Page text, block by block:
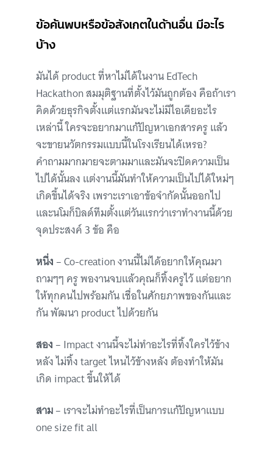
ข้อค้นพบหรือข้อสังเกตในด้านอื่น มีอะไร
บ้าง
มันได้ product ที่หาไม่ได้ในงาน EdTech
Hackathon สมมุติฐานที่ตั้งไว้มันถูกต้อง คือถ้าเรา
คิดด้วยธุรกิจตั้งแต่แรกมันจะไม่มีไอเดียอะไร
เหล่านี้ ใครจะอยากมาแก้ปัญหาเอกสารครู แล้ว
จะขายนวัตกรรมแบบนี้ในโรงเรียนได้เหรอ?
คำถามมากมายจะตามมาและมันจะปิดความเป็น
ไปได้นั้นลง แต่งานนี้มันทำให้ความเป็นไปได้ใหม่ๆ
เกิดขึ้นได้จริง เพราะเราเอาข้อจำกัดนั้นออกไป
และนโมก็บิลด์ทีมตั้งแต่วันแรกว่าเราทำงานนี้ด้วย
จุดประสงค์ 3 ข้อ คือ
หนึ่ง – Co-creation งานนี้ไม่ได้อยากให้คุณมา
ถามๆๆ ครู พองานจบแล้วคุณก็ทิ้งครูไว้ แต่อยาก
ให้ทุกคนไปพร้อมกัน เชื่อในศักยภาพของกันและ
กัน พัฒนา product ไปด้วยกัน
สอง – Impact งานนี้จะไม่ทำอะไรที่ทิ้งใครไว้ข้าง
หลัง ไม่ทิ้ง target ไหนไว้ข้างหลัง ต้องทำให้มัน
เกิด impact ขึ้นให้ได้
สาม– เราจะไม่ทำอะไรที่เป็นการแก้ปัญหาแบบ
one size fit all